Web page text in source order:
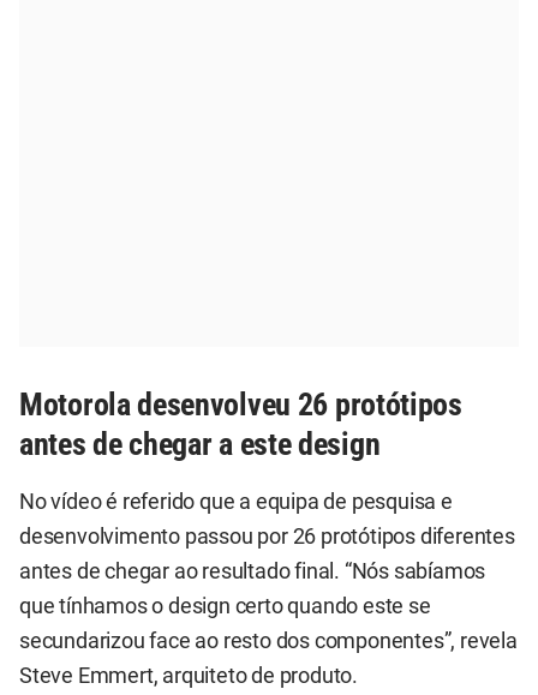
Motorola desenvolveu 26 protótipos
antes de chegar a este design
No vídeo é referido que a equipa de pesquisa e
desenvolvimento passou por 26 protótipos diferentes
antes de chegar ao resultado final. “Nós sabíamos
que tínhamos o design certo quando este se
secundarizou face ao resto dos componentes”, revela
Steve Emmert, arquiteto de produto.